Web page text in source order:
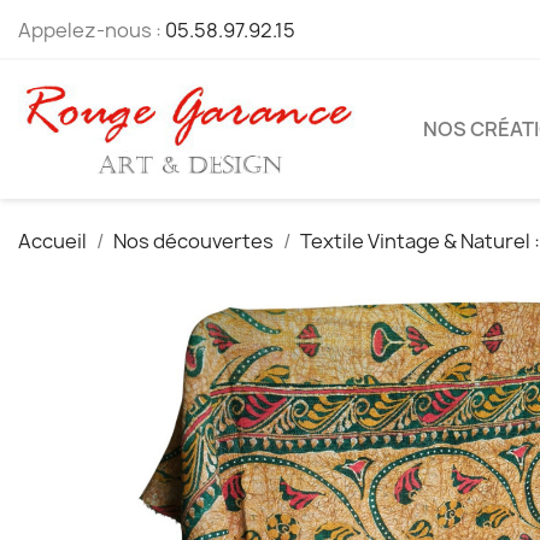
Appelez-nous : 05.58.97.92.15
NOS
Accueil Nos découvertes Textile Vintage & Naturel